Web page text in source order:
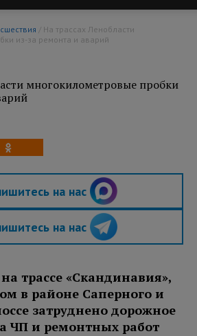
из-за ремонта и аварий
многокилометровые пробки
на нас
на нас
трассе «Скандинавия»,
в районе Саперного и
затруднено дорожное
ЧП и ремонтных работ